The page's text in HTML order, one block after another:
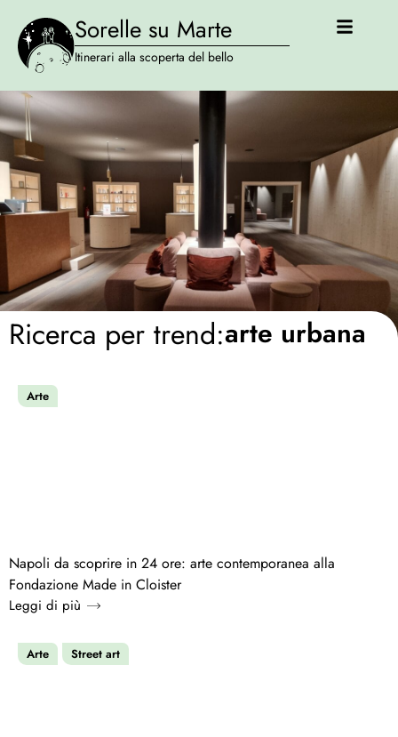
Sorelle su Marte
Itinerari alla scoperta del bello
Ricerca per trend:arte urbana
Arte
Napoli da scoprire in 24 ore: arte contemporanea alla
Fondazione Made in Cloister
Leggi di più
Arte Street art